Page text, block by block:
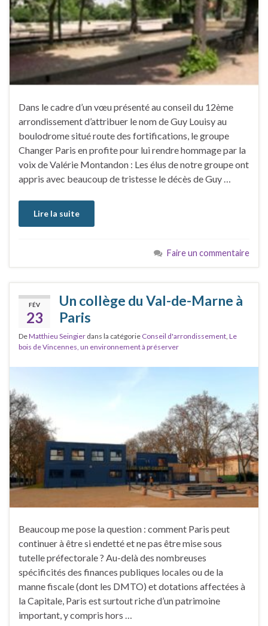
Dans le cadre d’un vœu présenté au conseil du 12ème
arrondissement d’attribuer le nom de Guy Louisy au
boulodrome situé route des fortifications, le groupe
Changer Paris en profite pour lui rendre hommage par la
voix de Valérie Montandon : Les élus de notre groupe ont
appris avec beaucoup de tristesse le décès de Guy …
Lire la suite
Faire un commentaire
FÉV
23
Un collège du Val-de-Marne à
Paris
DeMatthieu Seingier dans la catégorie Conseil d'arrondissement, Le
bois de Vincennes, un environnement à préserver
Beaucoup me pose la question : comment Paris peut
continuer à être si endetté et ne pas être mise sous
tutelle préfectorale ? Au-delà des nombreuses
spécificités des finances publiques locales ou de la
manne fiscale (dont les DMTO) et dotations affectées à
la Capitale, Paris est surtout riche d’un patrimoine
important, y compris hors …